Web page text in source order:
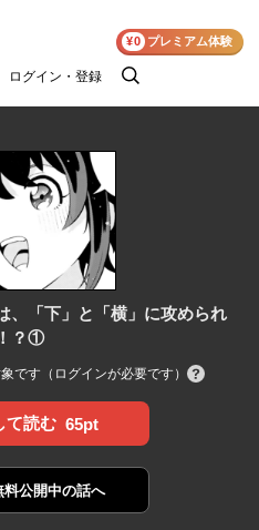
ログイン・登録
検
¥0 プレミアム体験
「下」と「横」に攻められ
？①
です（ログインが必要です）
て読む 65pt
料公開中の話へ